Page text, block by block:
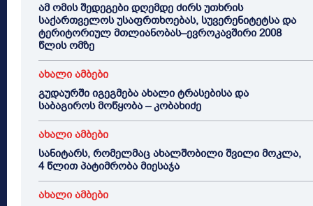
ამ ომის შედეგები დღემდე ძირს უთხრის
საქართველოს უსაფრთხოებას, სუვერენიტეტსა და
ტერიტორიულ მთლიანობას–ევროკავშირი 2008
წლის ომზე
ახალი ამბები
გუდაურში იგეგმება ახალი ტრასებისა და
საბაგიროს მოწყობა – კობახიძე
ახალი ამბები
სანიტარს, რომელმაც ახალშობილი შვილი მოკლა,
4 წლით პატიმრობა მიესაჯა
ახალი ამბები